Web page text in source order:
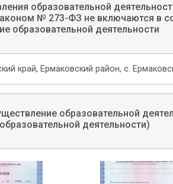
образовательной
№ 273-ФЗ не включаются в
образовательной деятельности
край, Ермаковский район, с.
образовательной
деятельности)